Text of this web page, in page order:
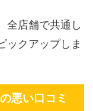
全店舗で共通し
ックアップしま
悪い口コミ